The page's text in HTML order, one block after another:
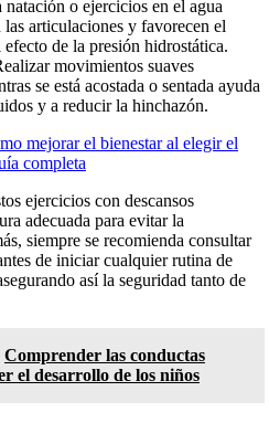
natación o ejercicios en el agua
articulaciones y favorecen el
de la presión hidrostática.
movimientos suaves
se está acostada o sentada ayuda
y a reducir la hinchazón.
mejorar el bienestar al elegir el
completa
ejercicios con descansos
adecuada para evitar la
siempre se recomienda consultar
de iniciar cualquier rutina de
así la seguridad tanto de
Comprender las conductas
el desarrollo de los niños